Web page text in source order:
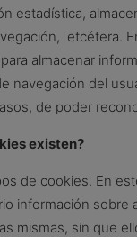
estadística,
etcétera.
almacenar
navegación del
de poder
existen?
de cookies. En
información sobre
mismas, sin que